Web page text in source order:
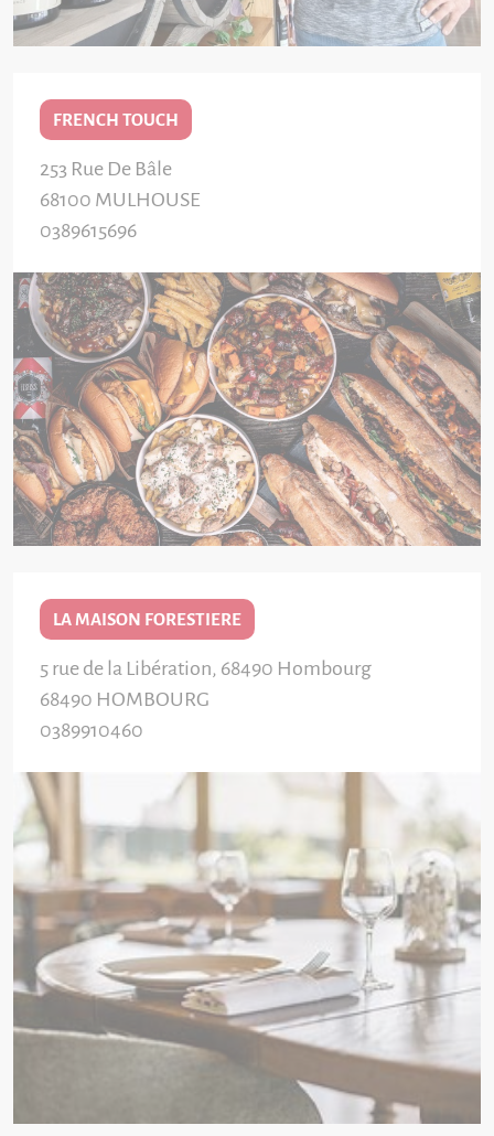
FRENCH TOUCH
253 Rue De Bâle
68100 MULHOUSE
0389615696
LA MAISON FORESTIERE
5 rue de la Libération, 68490 Hombourg
68490 HOMBOURG
0389910460